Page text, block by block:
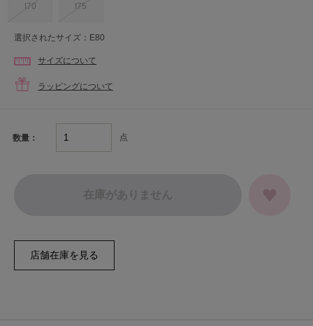
I70 I75
選択されたサイズ：E80
サイズについて
ラッピングについて
数量： 点
在庫がありません